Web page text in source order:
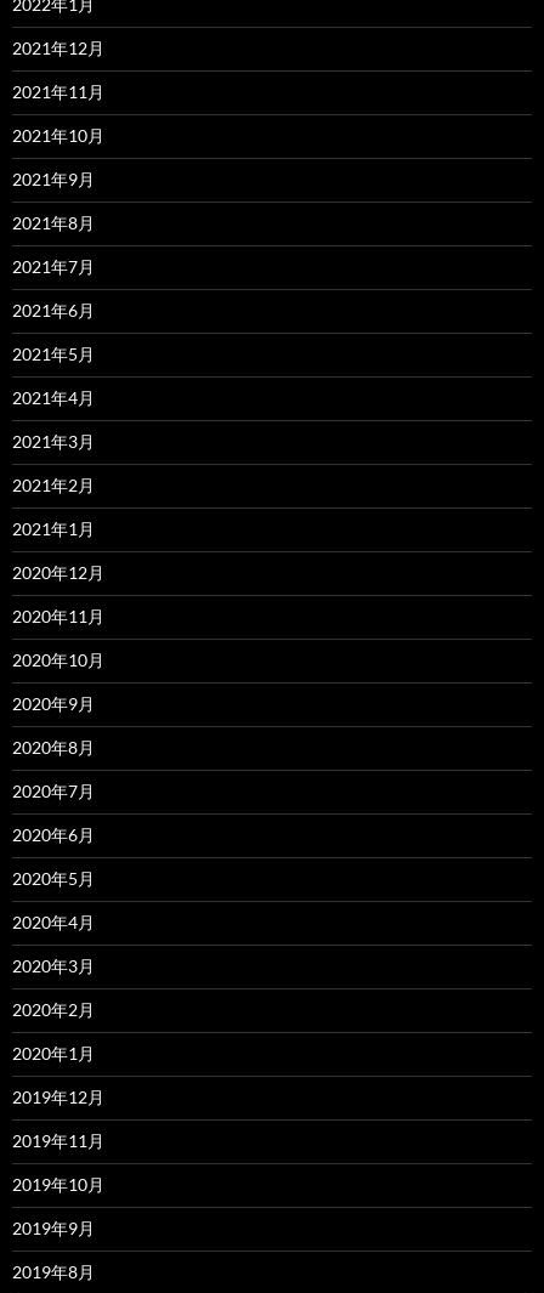
2022年1月
2021年12月
2021年11月
2021年10月
2021年9月
2021年8月
2021年7月
2021年6月
2021年5月
2021年4月
2021年3月
2021年2月
2021年1月
2020年12月
2020年11月
2020年10月
2020年9月
2020年8月
2020年7月
2020年6月
2020年5月
2020年4月
2020年3月
2020年2月
2020年1月
2019年12月
2019年11月
2019年10月
2019年9月
2019年8月